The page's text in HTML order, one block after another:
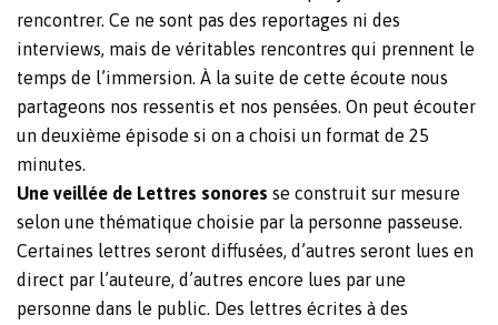
rencontrer. Ce ne sont pas des reportages ni des
interviews, mais de véritables rencontres qui prennent le
temps de l’immersion. À la suite de cette écoute nous
partageons nos ressentis et nos pensées. On peut écouter
un deuxième épisode si on a choisi un format de 25
minutes.
Une veillée de Lettres sonores se construit sur mesure
selon une thématique choisie par la personne passeuse.
Certaines lettres seront diffusées, d’autres seront lues en
direct par l’auteure, d’autres encore lues par une
personne dans le public. Des lettres écrites à des